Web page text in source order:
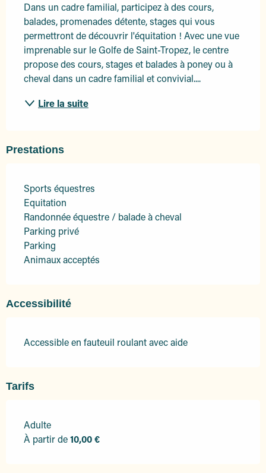
Dans un cadre familial, participez à des cours,
balades, promenades détente, stages qui vous
permettront de découvrir l'équitation ! Avec une vue
imprenable sur le Golfe de Saint-Tropez, le centre
propose des cours, stages et balades à poney ou à
cheval dans un cadre familial et convivial....
Lire la suite
Prestations
Sports équestres
Equitation
Randonnée équestre / balade à cheval
Parking privé
Parking
Animaux acceptés
Accessibilité
Accessible en fauteuil roulant avec aide
Tarifs
Tarifs 2026
Adulte
À partir de10,00 €